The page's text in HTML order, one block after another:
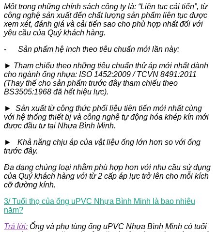
Một trong những chính sách công ty là: “Liên tục cải tiến”, từ
công nghệ sản xuất đến chất lượng sản phẩm liên tục được
xem xét, đánh giá và cải tiến sao cho phù hợp nhất đối với
yêu cầu của Quý khách hàng.
- Sản phẩm hệ inch theo tiêu chuẩn mới lần này:
► Tham chiếu theo những tiêu chuẩn thử áp mới nhất dành
cho ngành ống nhựa: ISO 1452:2009 / TCVN 8491:2011
(Thay thế cho sản phẩm trước đây tham chiếu theo
BS3505:1968 đã hết hiệu lực).
► Sản xuất từ công thức phối liệu tiên tiến mới nhất cùng
với hệ thống thiết bị và công nghệ tự động hóa khép kín mới
được đầu tư tại Nhựa Bình Minh.
► Khả năng chịu áp của vật liệu ống lớn hơn so với ống
trước đây.
Đa dạng chủng loại nhằm phù hợp hơn với nhu cầu sử dụng
của Quý khách hàng với từ 2 cấp áp lực trở lên cho mỗi kích
cỡ đường kính.
3/ Tuổi thọ của ống uPVC Nhựa Bình Minh là bao nhiêu
năm?
Trả lời: Ống và phụ tùng ống uPVC Nhựa Bình Minh có tuổi